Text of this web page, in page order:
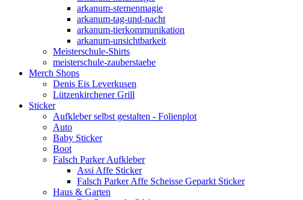
arkanum-sternenmagie
arkanum-tag-und-nacht
arkanum-tierkommunikation
arkanum-unsichtbarkeit
Meisterschule-Shirts
meisterschule-zauberstaebe
Merch Shops
Denis Eis Leverkusen
Lützenkirchener Grill
Sticker
Aufkleber selbst gestalten - Folienplot
Auto
Baby Sticker
Boot
Falsch Parker Aufkleber
Assi Affe Sticker
Falsch Parker Affe Scheisse Geparkt Sticker
Haus & Garten